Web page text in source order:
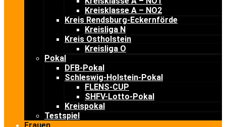
Kreisklasse A – NO2
Kreis Rendsburg-Eckernförde
Kreisliga N
Kreis Ostholstein
Kreisliga O
Pokal
DFB-Pokal
Schleswig-Holstein-Pokal
FLENS-CUP
SHFV-Lotto-Pokal
Kreispokal
Testspiel